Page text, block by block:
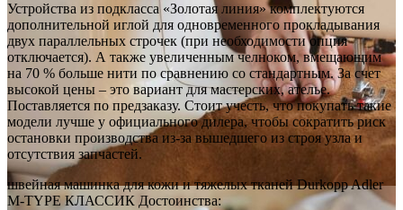
Устройства из подкласса «Золотая линия» комплектуются
дополнительной иглой для одновременного прокладывания
двух параллельных строчек (при необходимости опция
отключается). А также увеличенным челноком, вмещающим
на 70 % больше нити по сравнению со стандартным. За счет
высокой цены – это вариант для мастерских, ателье.
Поставляется по предзаказу. Стоит учесть, что покупать такие
модели лучше у официального дилера, чтобы сократить риск
остановки производства из-за вышедшего из строя узла и
отсутствия запчастей.
швейная машинка для кожи и тяжелых тканей Durkopp Adler
M-TYPE КЛАССИК Достоинства: